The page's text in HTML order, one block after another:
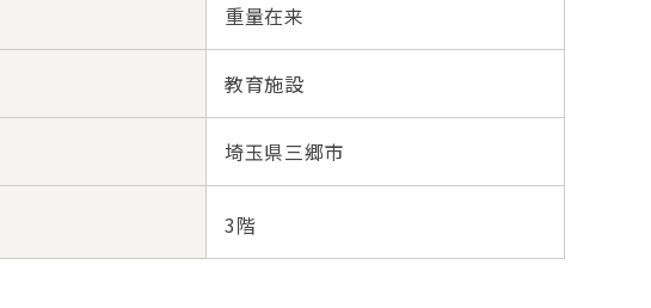
重量在来
教育施設
埼玉県三郷市
3階